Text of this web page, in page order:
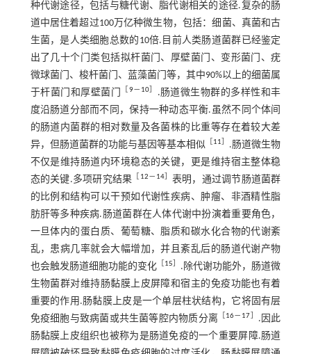
种代谢途径，包括与糖代谢、脂代谢相关的途径.复杂的肠
道中居住着超过100万亿种微生物，包括：细菌、真菌和古
生菌，是人类细胞总数的10倍.目前人类肠道菌群已经鉴定
出了几十个门类包括拟杆菌门、厚壁菌门、变形菌门、疣
微球菌门、梭杆菌门、蓝藻菌门等，其中90%以上的细菌属
于杆菌门和厚壁菌门
9－ 10］
.肠道微生物群的多样性和丰
度沿肠道分部而不同，保持一种动态平衡.虽然不同个体间
的肠道内菌群的相对数量及各菌株的比重等存在着较大差
异，但肠道菌群的功能与基因等基本相似
11
.肠道微生物
不仅是维持肠道内环境稳态的关键，更是维持宿主整体稳
态的关键.多项研究结果
12－ 14］ 表明，通过调节肠道菌群
的比例和结构可以干预如代谢性疾病、肿瘤、非酒精性脂
肪肝等多种疾病.肠道菌群在人体代谢中扮演着重要角色，
一旦体内的蛋白质、葡萄糖、脂质和碳水化合物的代谢紊
乱，患病几率就会大幅增加，并且紊乱后的肠道代谢产物
也会触发肠道细胞功能的变化
15
.除代谢功能外，肠道微
生物菌群对维持肠黏膜上皮屏障和宿主的免疫功能也有着
重要的作用.肠黏膜上皮是一个单层柱状结构，它将固有层
免疫细胞与致病菌或共生菌等腔内物质分离
16－ 17
.因此
肠黏膜上皮组织也被称为是肠道免疫的一个重要屏障.肠道